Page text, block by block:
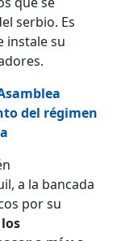
serbio. Es
instale su
del régimen
a la bancada
por su